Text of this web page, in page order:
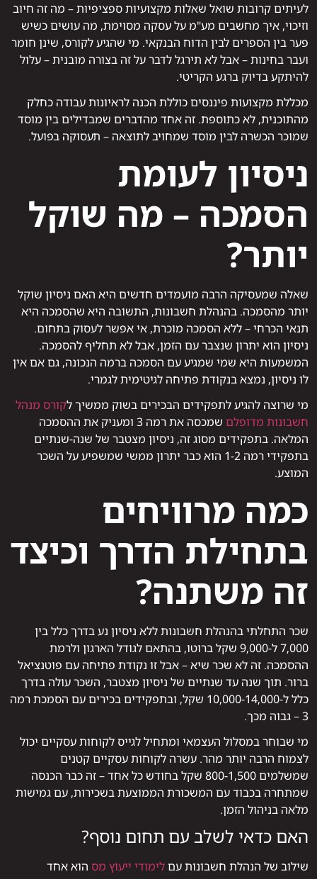
לעיתים קרובות שואל שאלות מקצועיות ספציפיות – מה זה חיוב
וזיכוי, איך מחשבים מע"מ על עסקה מסוימת, מה עושים כשיש
פער בין הספרים לבין הדוח הבנקאי. מי שהגיע לקורס, שינן חומר
ועבר בחינות – אבל לא תירגל לדבר על זה בצורה מובנית – עלול
להיתקע בדיוק ברגע הקריטי.
מכללת מקצועות פיננסים כוללת הכנה לראיונות עבודה כחלק
מהתוכנית, לא כתוספת. זה אחד מהדברים שמבדילים בין מוסד
שמוכר הכשרה לבין מוסד שמחויב לתוצאה – תעסוקה בפועל.
ניסיון לעומת
הסמכה – מה שוקל
יותר?
שאלה שמעסיקה הרבה מועמדים חדשים היא האם ניסיון שוקל
יותר מהסמכה. בהנהלת חשבונות, התשובה היא שהסמכה היא
תנאי הכרחי – ללא הסמכה מוכרת, אי אפשר לעסוק בתחום.
ניסיון הוא יתרון שנצבר עם הזמן, אבל לא תחליף להסמכה.
המשמעות היא שמי שמגיע עם הסמכה ברמה הנכונה, גם אם אין
לו ניסיון, נמצא בנקודת פתיחה לגיטימית לגמרי.
מי שרוצה להגיע לתפקידים הבכירים בשוק ממשיך לקורס מנהל
חשבונות מדופלם
שמכסה את רמה 3 ומעניק את ההסמכה
המלאה. בתפקידים מסוג זה, ניסיון מצטבר של שנה-שנתיים
בתפקידי רמה 1-2 הוא כבר יתרון ממשי שמשפיע על השכר
המוצע.
כמה מרוויחים
בתחילת הדרך וכיצד
זה משתנה?
שכר התחלתי בהנהלת חשבונות ללא ניסיון נע בדרך כלל בין
7,000 ל-9,000 שקל ברוטו, בהתאם לגודל הארגון ולרמת
ההסמכה. זה לא שכר שיא – אבל זו נקודת פתיחה עם פוטנציאל
ברור. תוך שנה עד שנתיים של ניסיון מצטבר, השכר עולה בדרך
כלל ל-10,000-14,000 שקל, ובתפקידים בכירים עם הסמכת רמה
3 – גבוה מכך.
מי שבוחר במסלול העצמאי ומתחיל לגייס לקוחות עסקיים יכול
לצמוח הרבה יותר מהר. עשרה לקוחות עסקיים קטנים
שמשלמים 800-1,500 שקל בחודש כל אחד – זה כבר הכנסה
שמתחרה בכבוד עם המשכורת הממוצעת בשכירות, עם גמישות
מלאה בניהול הזמן.
האם כדאי לשלב עם תחום נוסף?
שילוב של הנהלת חשבונות עםלימודי ייעוץ מס הוא אחד